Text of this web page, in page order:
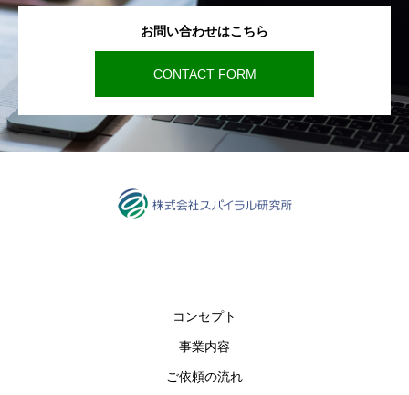
お問い合わせはこちら
CONTACT FORM
コンセプト
事業内容
ご依頼の流れ